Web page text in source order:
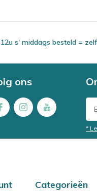
s' middags besteld =
ons
*
Categorieën